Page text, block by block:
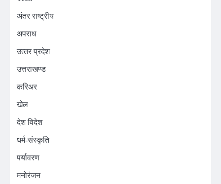
अंतर राष्ट्रीय
अपराध
उत्‍तर प्रदेश
उत्तराखण्ड
करिअर
खेल
देश विदेश
धर्म-संस्कृति
पर्यावरण
मनोरंजन